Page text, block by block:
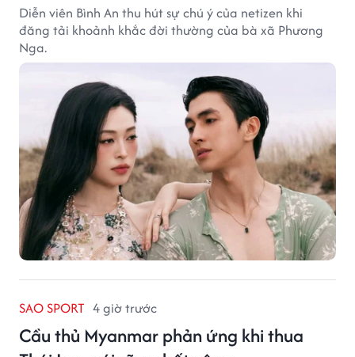
Diễn viên Bình An thu hút sự chú ý của netizen khi
đăng tải khoảnh khắc đời thường của bà xã Phương
Nga.
SAO SPORT 4 giờ trước
Cầu thủ Myanmar phản ứng khi thua